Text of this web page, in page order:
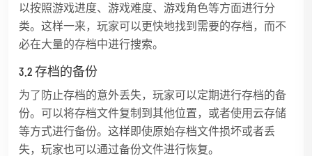
以按照游戏进度、游戏难度、游戏角色等方面进行分
类。这样一来，玩家可以更快地找到需要的存档，而不
必在大量的存档中进行搜索。
3.2 存档的备份
为了防止存档的意外丢失，玩家可以定期进行存档的备
份。可以将存档文件复制到其他位置，或者使用云存储
等方式进行备份。这样即使原始存档文件损坏或者丢
失，玩家也可以通过备份文件进行恢复。